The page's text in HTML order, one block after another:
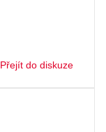
Přejít do diskuze